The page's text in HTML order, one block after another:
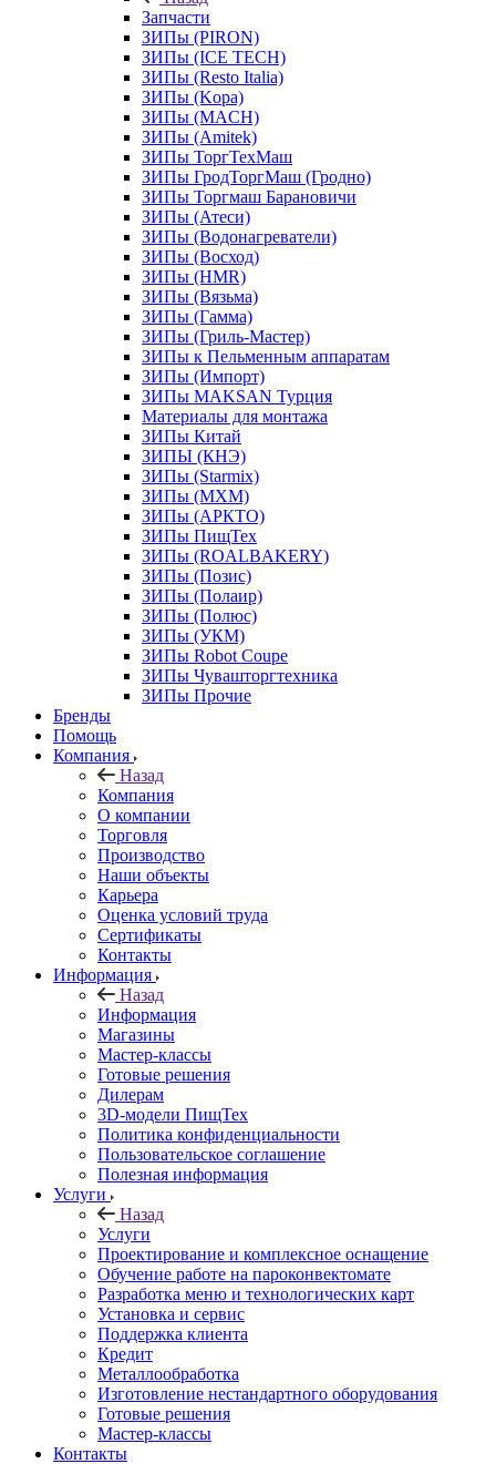
Запчасти
ЗИПы (PIRON)
ЗИПы (ICE TECH)
ЗИПы (Resto Italia)
ЗИПы (Kopa)
ЗИПы (MACH)
ЗИПы (Amitek)
ЗИПы ТоргТехМаш
ЗИПы ГродТоргМаш (Гродно)
ЗИПы Торгмаш Барановичи
ЗИПы (Атеси)
ЗИПы (Водонагреватели)
ЗИПы (Восход)
ЗИПы (HMR)
ЗИПы (Вязьма)
ЗИПы (Гамма)
ЗИПы (Гриль-Мастер)
ЗИПы к Пельменным аппаратам
ЗИПы (Импорт)
ЗИПы MAKSAN Турция
Материалы для монтажа
ЗИПы Китай
ЗИПЫ (КНЭ)
ЗИПы (Starmix)
ЗИПы (МХМ)
ЗИПы (АРКТО)
ЗИПы ПищТех
ЗИПы (ROALBAKERY)
ЗИПы (Позис)
ЗИПы (Полаир)
ЗИПы (Полюс)
ЗИПы (УКМ)
ЗИПы Robot Coupe
ЗИПы Чувашторгтехника
ЗИПы Прочие
Бренды
Помощь
Компания
Назад
Компания
О компании
Торговля
Производство
Наши объекты
Карьера
Оценка условий труда
Сертификаты
Контакты
Информация
Назад
Информация
Магазины
Мастер-классы
Готовые решения
Дилерам
3D-модели ПищТех
Политика конфиденциальности
Пользовательское соглашение
Полезная информация
Услуги
Назад
Услуги
Проектирование и комплексное оснащение
Обучение работе на пароконвектомате
Разработка меню и технологических карт
Установка и сервис
Поддержка клиента
Кредит
Металлообработка
Изготовление нестандартного оборудования
Готовые решения
Мастер-классы
Контакты